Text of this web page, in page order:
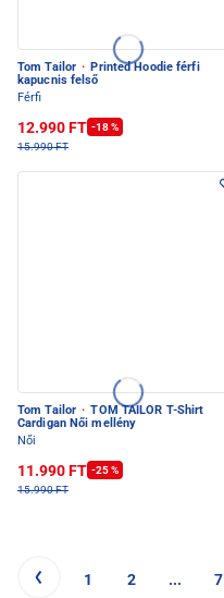
Tom Tailor · Printed Hoodie férfi
kapucnis felső
Férfi
12.990 FT -18 %
15.990 FT
Tom Tailor · TOM TAILOR T-Shirt
Cardigan Női mellény
Női
11.990 FT -25 %
15.990 FT
1 2 ... 7